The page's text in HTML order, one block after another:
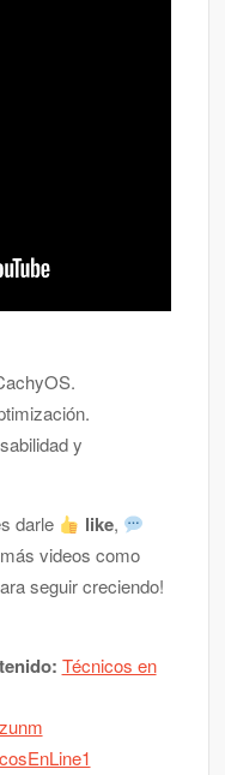
y
darle
like,
videos como
seguir creciendo!
Técnicos en